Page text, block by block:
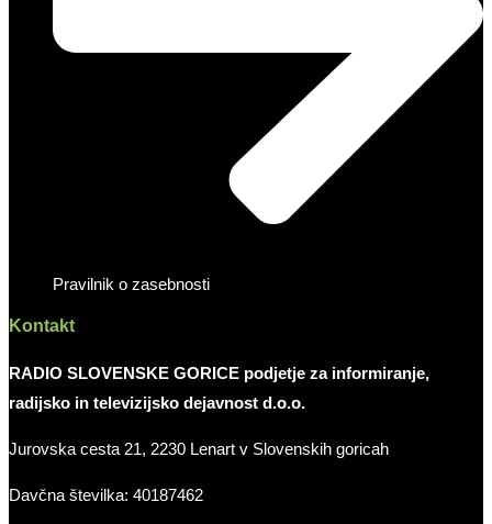
Pravilnik o zasebnosti
Kontakt
RADIO SLOVENSKE GORICE podjetje za informiranje,
radijsko in televizijsko dejavnost d.o.o.
Jurovska cesta 21, 2230 Lenart v Slovenskih goricah
Davčna številka: 40187462